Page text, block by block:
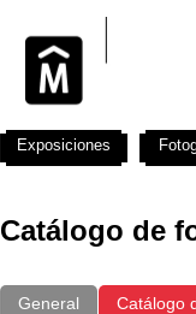
Catálogo de
General Catálogo
Exposiciones